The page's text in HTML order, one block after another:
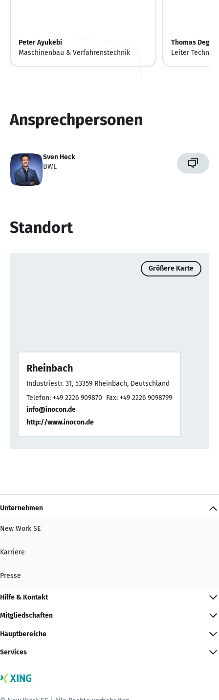
Peter Ayukebi
Maschinenbau & Verfahrenstechnik
Thomas Degen
Leiter
Ansprechpersonen
Sven Heck
BWL
Standort
Größere Karte
Rheinbach
Industriestr. 31, 53359 Rheinbach, Deutschland
Telefon: +49 2226 909870 Fax: +49 2226 9098799
info@inocon.de
http://www.inocon.de
Unternehmen
New Work SE
Karriere
Presse
Hilfe & Kontakt
Mitgliedschaften
Hauptbereiche
Services